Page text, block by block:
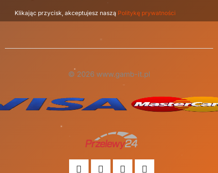
Klikając przycisk, akceptujesz naszą Politykę prywatności
© 2026 www.gamb-it.pl